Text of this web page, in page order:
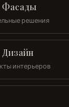
Фасады
решения
Дизайн
интерьеров